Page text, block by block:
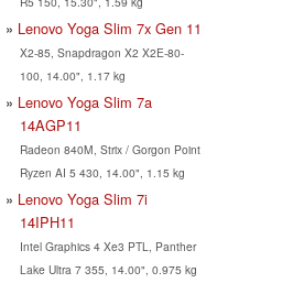
Lenovo Yoga Slim 7x Gen 11
X2-85, Snapdragon X2 X2E-80-
100, 14.00", 1.17 kg
Lenovo Yoga Slim 7a
14AGP11
Radeon 840M, Strix / Gorgon Point
Ryzen AI 5 430, 14.00", 1.15 kg
Lenovo Yoga Slim 7i
14IPH11
Intel Graphics 4 Xe3 PTL, Panther
Lake Ultra 7 355, 14.00", 0.975 kg